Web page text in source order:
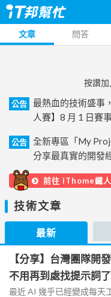
文章 問答
按讚
公告
最熱血的技術盛事
人賽】8 月 1 日賽
公告
全新專區「My
分享最真實的開發
前往 iThome鐵
技術文章
最新
【分享】台灣團隊開
不用再到處找提示詞了
最近 AI 幾乎已經變成每天